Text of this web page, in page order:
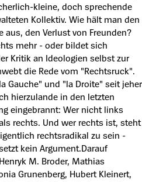
kleine, doch sprechende
Kollektiv. Wie hält man den
aus, den Verlust von Freunden?
mehr - oder bildet sich
Kritik an Ideologien selbst zur
die Rede vom "Rechtsruck".
Gauche" und "la Droite" seit jeher
hierzulande in den letzten
eingebrannt: Wer nicht links
rechts. Und wer rechts ist, steht
rechtsradikal zu sein -
kein Argument.Darauf
M. Broder, Mathias
Grunenberg, Hubert Kleinert,